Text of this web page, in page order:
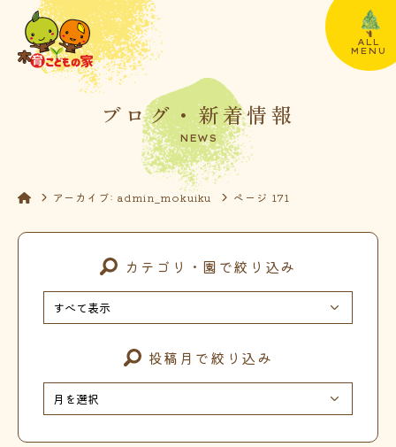
ALL
MENU
ブログ・新着情報
NEWS
アーカイブ: admin_mokuiku ページ 171
カテゴリ・園で絞り込み
投稿月で絞り込み